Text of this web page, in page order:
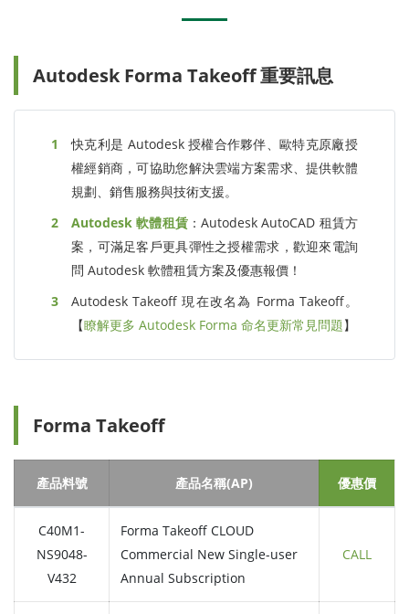
Autodesk Forma Takeoff 重要訊息
快克利是 Autodesk 授權合作夥伴、歐特克原廠授
權經銷商，可協助您解決雲端方案需求、提供軟體
規劃、銷售服務與技術支援。
Autodesk 軟體租賃 ：Autodesk AutoCAD 租賃方
案，可滿足客戶更具彈性之授權需求，歡迎來電詢
問 Autodesk 軟體租賃方案及優惠報價！
Autodesk Takeoff 現在改名為 Forma Takeoff。
【瞭解更多 Autodesk Forma 命名更新常見問題】
Forma Takeoff
產品料號 產品名稱(AP) 優惠價
C40M1-
NS9048-
V432
Forma Takeoff CLOUD
Commercial New Single-user
Annual Subscription
CALL